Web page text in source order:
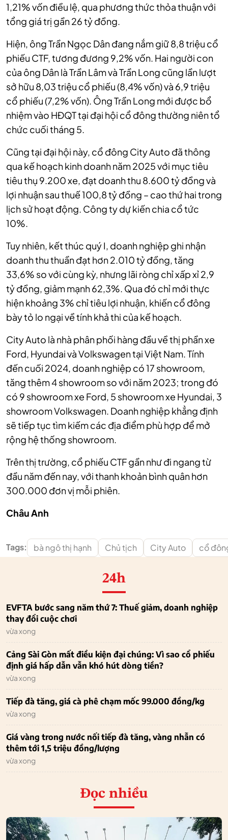
1,21% vốn điều lệ, qua phương thức thỏa thuận với
tổng giá trị gần 26 tỷ đồng.
Hiện, ông Trần Ngọc Dân đang nắm giữ 8,8 triệu cổ
phiếu CTF, tương đương 9,2% vốn. Hai người con
của ông Dân là Trần Lâm và Trần Long cũng lần lượt
sở hữu 8,03 triệu cổ phiếu (8,4% vốn) và 6,9 triệu
cổ phiếu (7,2% vốn). Ông Trần Long mới được bổ
nhiệm vào HĐQT tại đại hội cổ đông thường niên tổ
chức cuối tháng 5.
Cũng tại đại hội này, cổ đông City Auto đã thông
qua kế hoạch kinh doanh năm 2025 với mục tiêu
tiêu thụ 9.200 xe, đạt doanh thu 8.600 tỷ đồng và
lợi nhuận sau thuế 100,8 tỷ đồng – cao thứ hai trong
lịch sử hoạt động. Công ty dự kiến chia cổ tức
10%.
Tuy nhiên, kết thúc quý I, doanh nghiệp ghi nhận
doanh thu thuần đạt hơn 2.010 tỷ đồng, tăng
33,6% so với cùng kỳ, nhưng lãi ròng chỉ xấp xỉ 2,9
tỷ đồng, giảm mạnh 62,3%. Qua đó chỉ mới thực
hiện khoảng 3% chỉ tiêu lợi nhuận, khiến cổ đông
bày tỏ lo ngại về tính khả thi của kế hoạch.
City Auto là nhà phân phối hàng đầu về thị phần xe
Ford, Hyundai và Volkswagen tại Việt Nam. Tính
đến cuối 2024, doanh nghiệp có 17 showroom,
tăng thêm 4 showroom so với năm 2023; trong đó
có 9 showroom xe Ford, 5 showroom xe Hyundai, 3
showroom Volkswagen. Doanh nghiệp khẳng định
sẽ tiếp tục tìm kiếm các địa điểm phù hợp để mở
rộng hệ thống showroom.
Trên thị trường, cổ phiếu CTF gần như đi ngang từ
đầu năm đến nay, với thanh khoản bình quân hơn
300.000 đơn vị mỗi phiên.
Châu Anh
Tags: bà ngô thị hạnh Chủ tịch City Auto cổ
24h
EVFTA bước sang năm thứ 7: Thuế giảm, doanh nghiệp
thay đổi cuộc chơi
vừa xong
Cảng Sài Gòn mất điều kiện đại chúng: Vì sao cổ phiếu
định giá hấp dẫn vẫn khó hút dòng tiền?
vừa xong
Tiếp đà tăng, giá cà phê chạm mốc 99.000 đồng/kg
vừa xong
Giá vàng trong nước nối tiếp đà tăng, vàng nhẫn có
thêm tới 1,5 triệu đồng/lượng
vừa xong
Đọc nhiều